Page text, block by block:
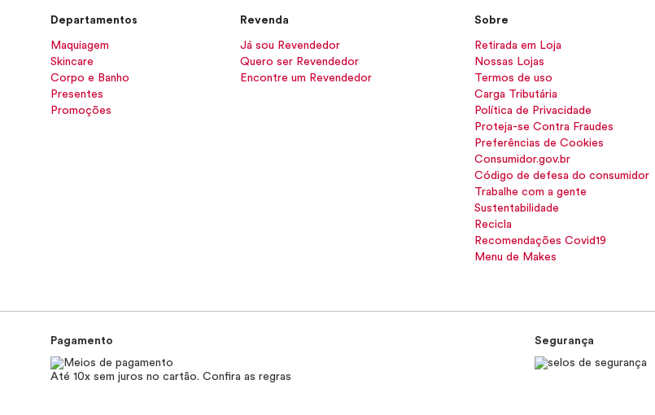
Departamentos
Maquiagem
Skincare
Corpo e Banho
Presentes
Promoções
Revenda
Já sou Revendedor
Quero ser Revendedor
Encontre um Revendedor
Sobre
Retirada em Loja
Nossas Lojas
Termos de uso
Carga Tributária
Política de Privacidade
Proteja-se Contra Fraudes
Preferências de Cookies
Consumidor.gov.br
Código de defesa do consumidor
Trabalhe com a gente
Sustentabilidade
Recicla
Recomendações Covid19
Menu de Makes
Pagamento
Até 10x sem juros no cartão. Confira as regras
Segurança